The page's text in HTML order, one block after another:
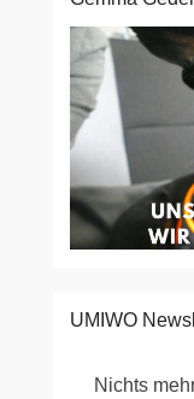
UMIWO
Nichts